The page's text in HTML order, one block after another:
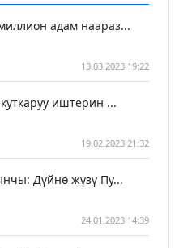
адам наараз...
13.03.2023 19:22
иштерин ...
19.02.2023 21:32
Дүйнө жүзү Пу...
24.01.2023 14:39